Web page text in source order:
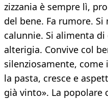
zizzania è sempre lì,
del bene. Fa rumore.
calunnie. Si alimenta
alterigia. Convive col
silenziosamente,
la pasta, cresce e
già vinto». La popolare